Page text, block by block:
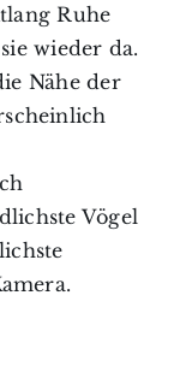
Ruhe
wieder da.
Nähe der
Vögel